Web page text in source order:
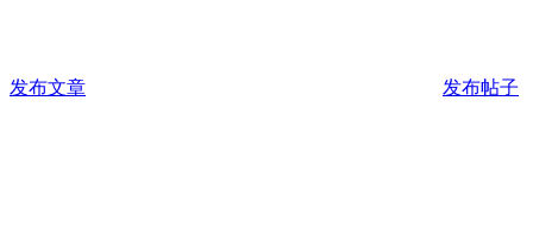
发布文章 发布帖子